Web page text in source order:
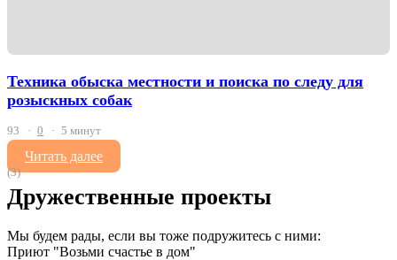
Техника обыска местности и поиска по следу для
розыскных собак
93 0 5 минут
Читать далее
(3)
Дружественные проекты
Мы будем рады, если вы тоже подружитесь с ними:
Приют "Возьми счастье в дом"